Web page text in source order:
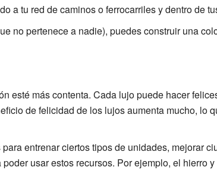
a tu red de caminos o ferrocarriles y dentro de
no pertenece a nadie), puedes construir una
esté más contenta. Cada lujo puede hacer
de felicidad de los lujos aumenta mucho, lo
entrenar ciertos tipos de unidades, mejorar
usar estos recursos. Por ejemplo, el hierro